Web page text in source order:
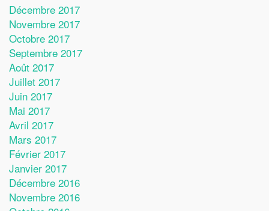
Décembre 2017
Novembre 2017
Octobre 2017
Septembre 2017
Août 2017
Juillet 2017
Juin 2017
Mai 2017
Avril 2017
Mars 2017
Février 2017
Janvier 2017
Décembre 2016
Novembre 2016